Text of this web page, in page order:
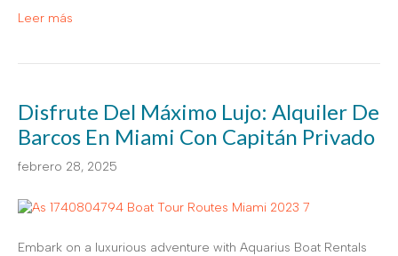
Leer más
Disfrute Del Máximo Lujo: Alquiler De
Barcos En Miami Con Capitán Privado
febrero 28, 2025
Embark on a luxurious adventure with Aquarius Boat Rentals